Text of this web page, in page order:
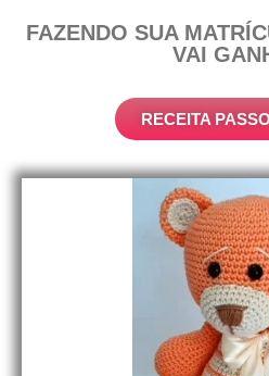
FAZENDO SUA
VAI
RECEITA